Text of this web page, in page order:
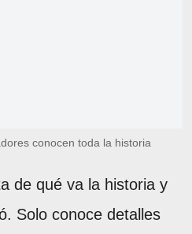
conocen toda la historia
de qué va la historia y
Solo conoce detalles